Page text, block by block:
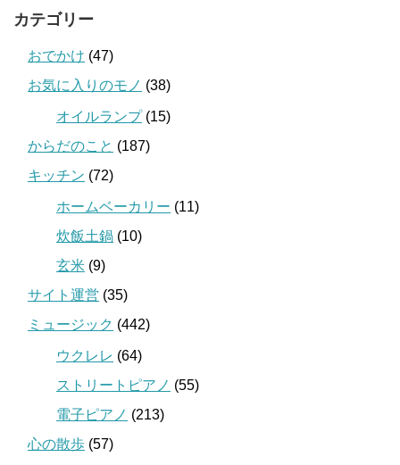
カテゴリー
おでかけ (47)
お気に入りのモノ (38)
オイルランプ(15)
からだのこと (187)
キッチン (72)
ホームベーカリー (11)
炊飯土鍋 (10)
玄米 (9)
サイト運営 (35)
ミュージック (442)
ウクレレ (64)
ストリートピアノ (55)
電子ピアノ (213)
心の散歩 (57)